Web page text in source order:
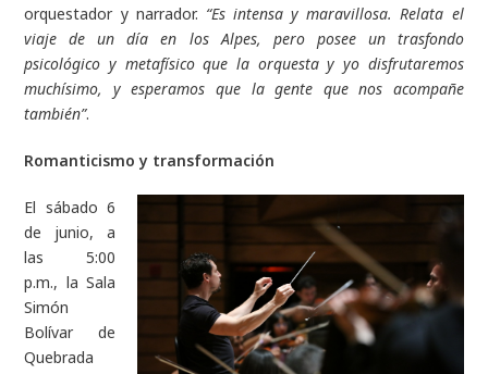
orquestador y narrador. “Es intensa y maravillosa. Relata el
viaje de un día en los Alpes, pero posee un trasfondo
psicológico y metafísico que la orquesta y yo disfrutaremos
muchísimo, y esperamos que la gente que nos acompañe
también”.
Romanticismo y transformación
El sábado 6
de junio, a
las 5:00
p.m., la Sala
Simón
Bolívar de
Quebrada